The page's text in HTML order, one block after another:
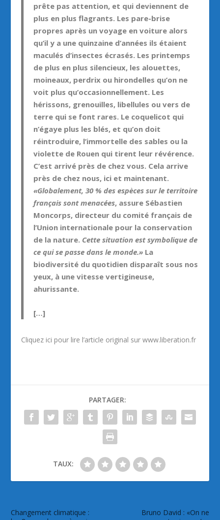
prête pas attention, et qui deviennent de
plus en plus flagrants. Les pare-brise
propres après un voyage en voiture alors
qu’il y a une quinzaine d’années ils étaient
maculés d’insectes écrasés. Les printemps
de plus en plus silencieux, les alouettes,
moineaux, perdrix ou hirondelles qu’on ne
voit plus qu’occasionnellement. Les
hérissons, grenouilles, libellules ou vers de
terre qui se font rares. Le coquelicot qui
n’égaye plus les blés, et qu’on doit
réintroduire, l’immortelle des sables ou la
violette de Rouen qui tirent leur révérence.
C’est arrivé près de chez vous. Cela arrive
près de chez nous, ici et maintenant.
«Globalement, 30 % des espèces sur le territoire
français sont menacées, assure Sébastien
Moncorps, directeur du comité français de
l’Union internationale pour la conservation
de la nature. Cette situation est symbolique de
ce qui se passe dans le monde.»La
biodiversité du quotidien disparaît sous nos
yeux, à une vitesse vertigineuse,
ahurissante.
[…]
Cliquez ici pour lire l’article original sur www.liberation.fr
PARTAGER:
TAUX:
Changement climatique :
Bruno David : «On ne